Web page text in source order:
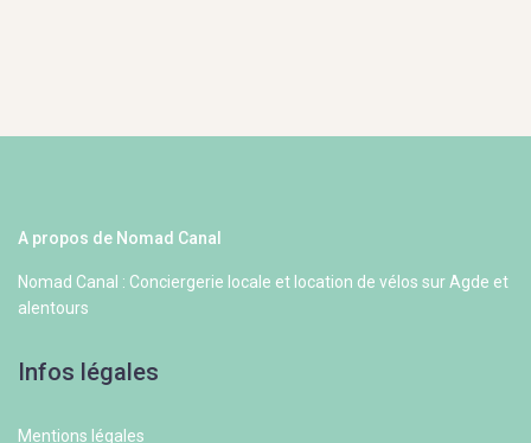
A propos de Nomad Canal
Nomad Canal : Conciergerie locale et location de vélos sur Agde et
alentours
Infos légales
Mentions légales